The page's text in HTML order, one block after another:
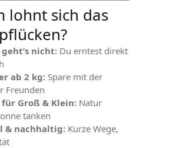
lohnt sich das
nicht: Du erntest direkt
ab 2 kg: Spare mit der
Freunden
für Groß & Klein: Natur
tanken
& nachhaltig: Kurze Wege,